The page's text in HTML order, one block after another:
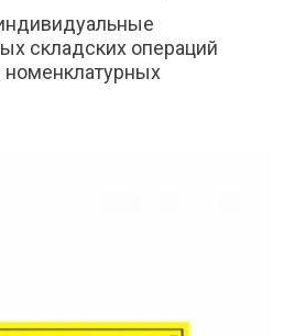
складских операций
номенклатурных